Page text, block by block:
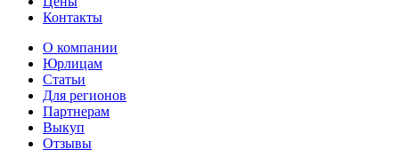
Контакты
О компании
Юрлицам
Статьи
Для регионов
Партнерам
Выкуп
Отзывы